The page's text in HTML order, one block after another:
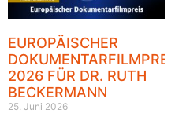
EUROPÄISCHER
DOKUMENTARFILMPREIS
2026 FÜR DR. RUTH
BECKERMANN
25. Juni 2026